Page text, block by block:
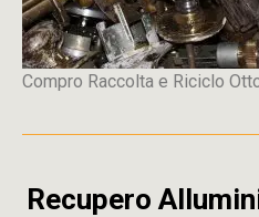
Compro Raccolta e Riciclo
Recupero